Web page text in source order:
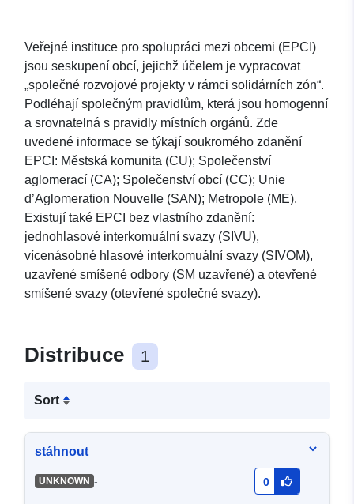
Veřejné instituce pro spolupráci mezi obcemi (EPCI)
jsou seskupení obcí, jejichž účelem je vypracovat
„společné rozvojové projekty v rámci solidárních zón“.
Podléhají společným pravidlům, která jsou homogenní
a srovnatelná s pravidly místních orgánů. Zde
uvedené informace se týkají soukromého zdanění
EPCI: Městská komunita (CU); Společenství
aglomerací (CA); Společenství obcí (CC); Unie
d’Aglomeration Nouvelle (SAN); Metropole (ME).
Existují také EPCI bez vlastního zdanění:
jednohlasové interkomuální svazy (SIVU),
vícenásobné hlasové interkomuální svazy (SIVOM),
uzavřené smíšené odbory (SM uzavřené) a otevřené
smíšené svazy (otevřené společné svazy).
Distribuce 1
Sort
stáhnout
UNKNOWN - 0